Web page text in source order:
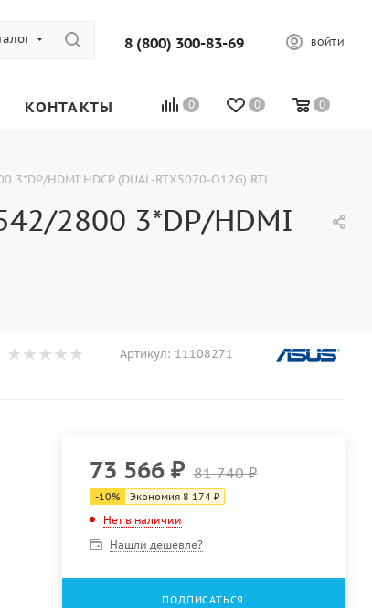
8 (800) 300-83-69 ВОЙТИ
0 0 0
КОНТАКТЫ
HDMI HDCP (DUAL-RTX5070-O12G) RTL
2800 3*DP/HDMI
Артикул: 11108271
73 566₽ 81 740₽
-10% Экономия 8 174₽
Нет в наличии
Нашли дешевле?
ПОДПИСАТЬСЯ